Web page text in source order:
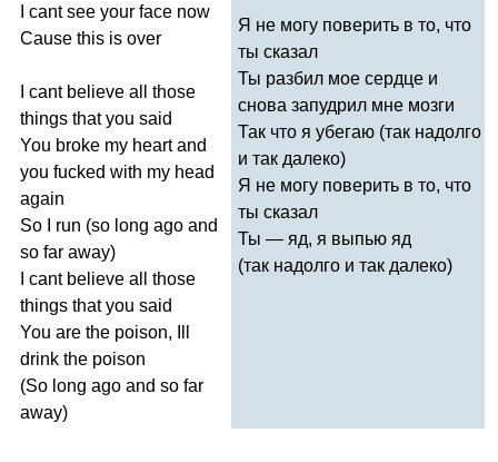
cant see your face now
Cause this is over
cant believe all
those
things that you said
You broke my heart and
you fucked with my head
again
So
run (so long ago and
so far away)
cant believe all
those
things that you said
You are the poison,
drink the poison
(So long ago and so far
away)
Я не могу поверить в то, что
ты сказал
Ты разбил мое сердце и
снова запудрил мне мозги
Так что я убегаю (так надолго
и так далеко)
Я не могу поверить в то, что
ты сказал
Ты — яд, я выпью яд
(так надолго и так далеко)